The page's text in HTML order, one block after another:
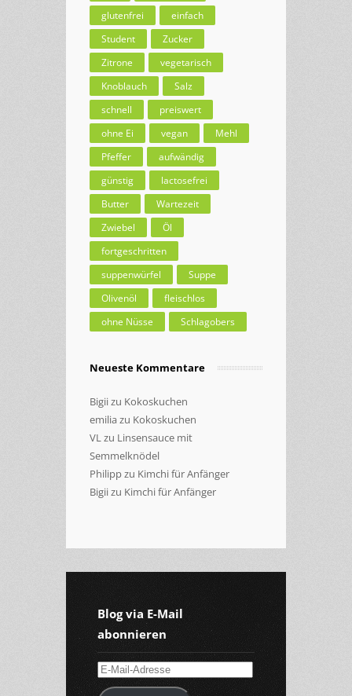
glutenfrei
einfach
Student
Zucker
Zitrone
vegetarisch
Knoblauch
Salz
schnell
preiswert
ohne Ei
vegan
Mehl
Pfeffer
aufwändig
günstig
lactosefrei
Butter
Wartezeit
Zwiebel
Öl
fortgeschritten
suppenwürfel
Suppe
Olivenöl
fleischlos
ohne Nüsse
Schlagobers
Neueste Kommentare
Bigiizu Kokoskuchen
emilia zu Kokoskuchen
VLzu Linsensauce mit
Semmelknödel
Philippzu Kimchi für Anfänger
Bigiizu Kimchi für Anfänger
Blog via E-Mail
abonnieren
E-
Mail-